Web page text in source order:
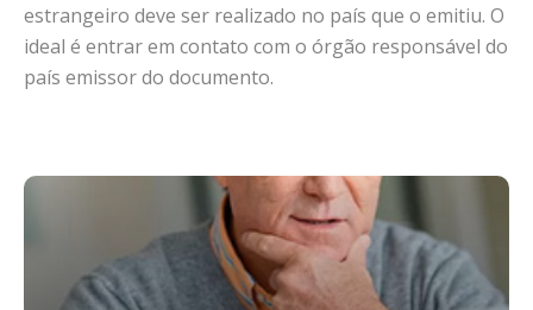
estrangeiro deve ser realizado no país que o emitiu. O
ideal é entrar em contato com o órgão responsável do
país emissor do documento.